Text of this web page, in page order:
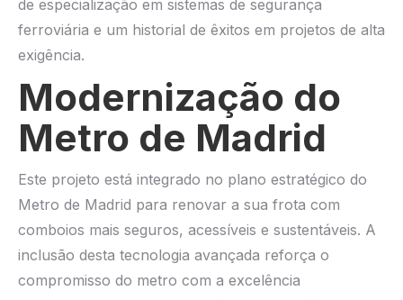
de especialização em sistemas de segurança
ferroviária e um historial de êxitos em projetos de alta
exigência.
Modernização do
Metro de Madrid
Este projeto está integrado no plano estratégico do
Metro de Madrid para renovar a sua frota com
comboios mais seguros, acessíveis e sustentáveis. A
inclusão desta tecnologia avançada reforça o
compromisso do metro com a excelência